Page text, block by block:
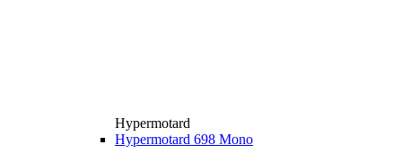
Hypermotard
Hypermotard 698 Mono